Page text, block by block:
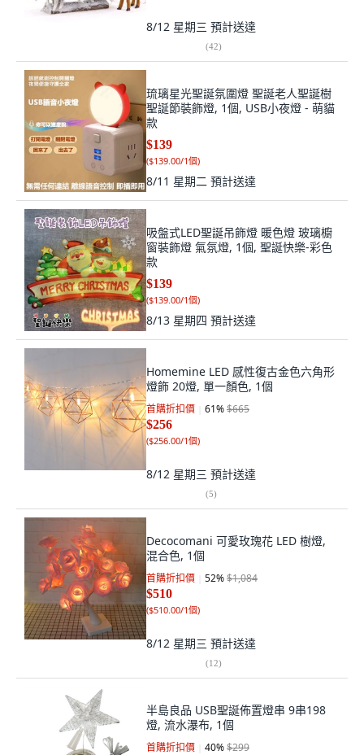
8/12 星期三 預計送達
(42)
琉璃星光聖誕氛圍燈 聖誕老人聖誕樹
聖誕節裝飾燈, 1個, USB小夜燈 - 萌貓
款
$139
($139.00/1個)
8/11 星期二 預計送達
吸盤式LED聖誕吊飾燈 暖色燈 玻璃櫥
窗裝飾燈 氣氛燈, 1個, 聖誕快樂-彩色
款
$139
($139.00/1個)
8/13 星期四 預計送達
Homemine LED 感性復古金色六角形
燈飾 20燈, 單一顏色, 1個
首購折扣價 61%$665
$256
($256.00/1個)
8/12 星期三 預計送達
(5)
Decocomani 可愛玫瑰花 LED 樹燈,
混合色, 1個
首購折扣價 52%$1,084
$510
($510.00/1個)
8/12 星期三 預計送達
(12)
半島良品 USB聖誕佈置燈串 9串198
燈, 流水瀑布, 1個
首購折扣價 40%$299